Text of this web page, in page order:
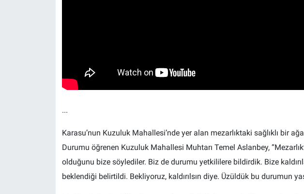
...
Karasu’nun Kuzuluk Mahallesi’nde yer alan mezarlıktaki sağlıklı bir
Durumu öğrenen Kuzuluk Mahallesi Muhtarı Temel Aslanbey,
olduğunu bize söylediler. Biz de durumu yetkililere bildirdik. Bize
beklendiği belirtildi. Bekliyoruz, kaldırılsın diye. Üzüldük bu durumun